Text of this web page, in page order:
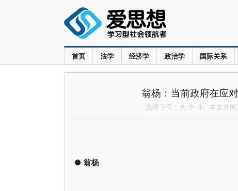
首页 法学 经济学 政治学 国际关系
翁杨：当前政府在应
选择字号： 大 中 小 本文共阅
● 翁杨